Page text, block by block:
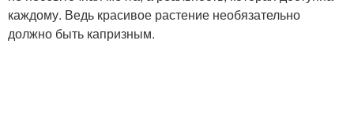
каждому. Ведь красивое растение необязательно
должно быть капризным.